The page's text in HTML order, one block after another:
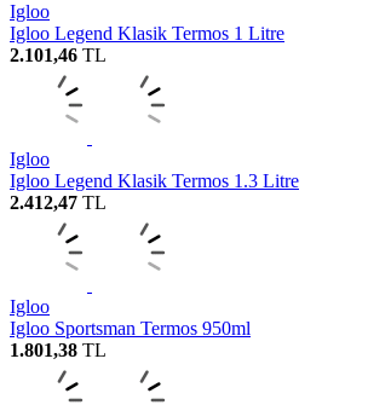
Igloo
Igloo Legend Klasik Termos 1 Litre
2.101,46 TL
Igloo
Igloo Legend Klasik Termos 1.3 Litre
2.412,47 TL
Igloo
Igloo Sportsman Termos 950ml
1.801,38 TL